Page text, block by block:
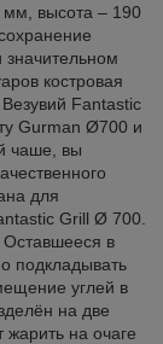
мм, высота – 190
костровая
Fantastic
Gurman Ø700 и
чаше, вы
для
Grill Ø 700.
Оставшееся в
подкладывать
углей в
на две
жарить на очаге